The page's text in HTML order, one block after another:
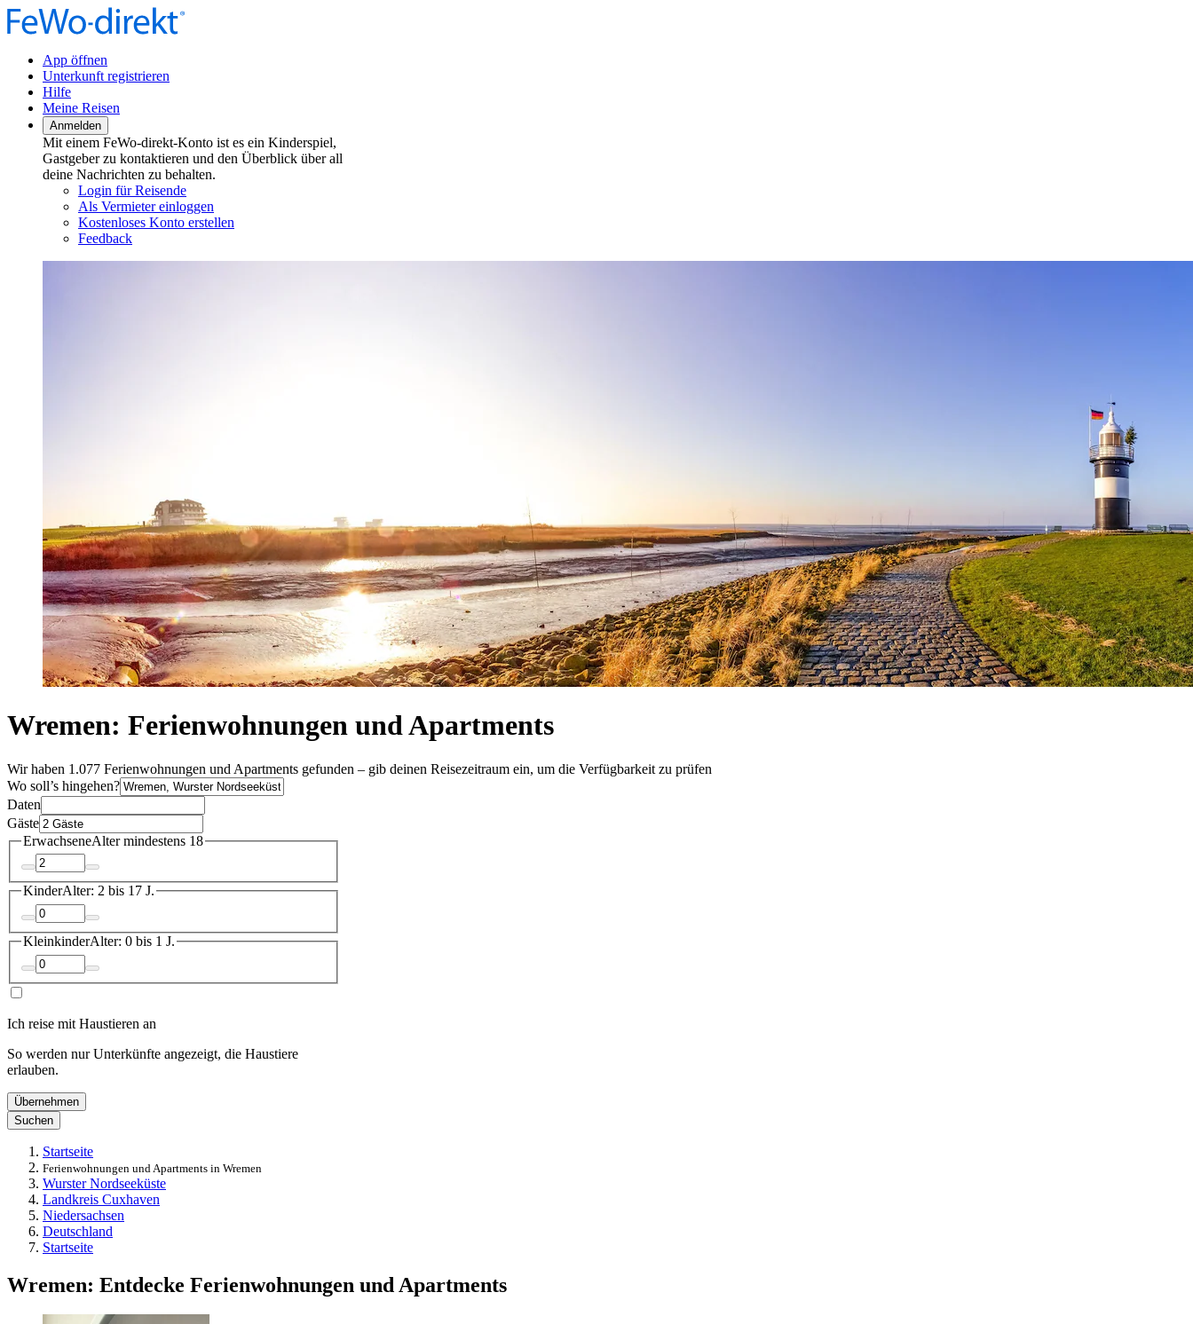
App öffnen
Unterkunft registrieren
Hilfe
Meine Reisen
Anmelden
Mit einem FeWo-direkt-Konto ist es ein Kinderspiel,
Gastgeber zu kontaktieren und den Überblick über all
deine Nachrichten zu behalten.
Login für Reisende
Als Vermieter einloggen
Kostenloses Konto erstellen
Feedback
Wremen: Ferienwohnungen und Apartments
Wir haben 1.077 Ferienwohnungen und Apartments gefunden – gib deinen Reisezeitraum ein, um die Verfügbarkeit zu prüfen
Wo soll’s hingehen?
Daten
Gäste
ErwachseneAlter mindestens 18
KinderAlter: 2 bis 17 J.
KleinkinderAlter: 0 bis 1 J.
Ich reise mit Haustieren an
So werden nur Unterkünfte angezeigt, die Haustiere
erlauben.
Übernehmen
Suchen
Startseite
Ferienwohnungen und Apartments in Wremen
Wurster Nordseeküste
Landkreis Cuxhaven
Niedersachsen
Deutschland
Startseite
Wremen: Entdecke Ferienwohnungen und Apartments